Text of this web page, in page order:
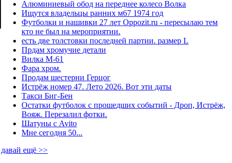
Алюминиевый обод на переднее колесо Волка
Ищутся владельцы ранних м67 1974 год
Футболки и нашивки 27 лет Oppozit.ru - пересылаю тем
кто не был на мероприятии.
есть две толстовки последней партии. размер L
Прдам хромучие детали
Вилка М-61
Фара хром.
Продам шестерни Герцог
Истрёж номер 47. Лето 2026. Вот эти даты
Такси Биг-Бен
Остатки футболок с прошедших событий - Дроп, Истрёж,
Вояж. Перезалил фотки.
Шатуны с Avito
Мне сегодня 50...
давай ещё >>